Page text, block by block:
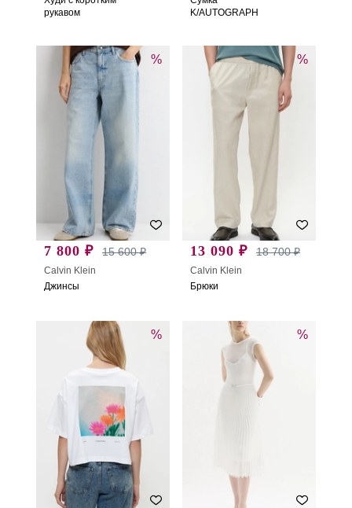
рукавом
K/AUTOGRAPH
%
7 800 ₽ 15 600 ₽
Calvin Klein
Джинсы
%
13 090 ₽ 18 700 ₽
Calvin Klein
Брюки
% %